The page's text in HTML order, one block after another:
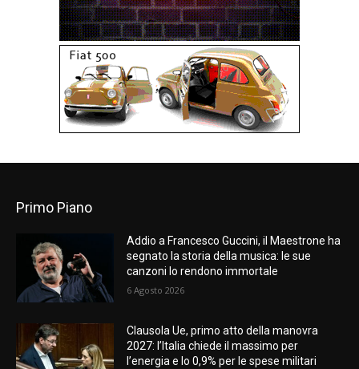
Primo Piano
Addio a Francesco Guccini, il Maestrone ha
segnato la storia della musica: le sue
canzoni lo rendono immortale
6 Agosto 2026
Clausola Ue, primo atto della manovra
2027: l’Italia chiede il massimo per
l’energia e lo 0,9% per le spese militari